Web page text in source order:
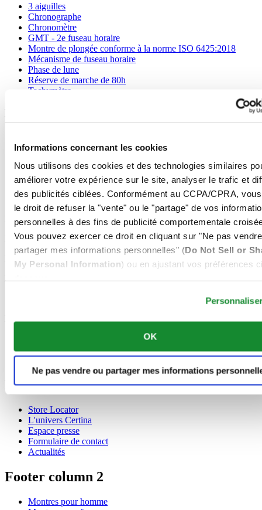
Informations concernant les cookies
Nous utilisons des cookies et des technologies similaires
améliorer votre expérience sur le site, analyser le trafic et
des publicités ciblées. Conformément au CCPA/CPRA,
le droit de refuser la "vente" ou le "partage" de vos
personnelles à des fins de publicité comportementale
Vous pouvez exercer ce droit en cliquant sur "Ne pas
partager mes informations personnelles" (Do Not Sell or
My Personal Information) ou en ajustant vos préférences
OK
Ne pas vendre ou partager mes informations
3 aiguilles
Chronographe
Chronomètre
GMT - 2e fuseau horaire
Montre de plongée conforme à la norme ISO 6425:2018
Mécanisme de fuseau horaire
Phase de lune
Réserve de marche de 80h
Tachymètre
Matière
Acier inoxydable 316L
Maille milanaise
Caoutchouc
Céramique
Synthétique
Boutique Officielle
Livraison Gratuite
Retours Gratuits
Paiement Sécurisé
Nous acceptons les modes de paiement suivants
Footer column 1
Store Locator
L'univers Certina
Espace presse
Formulaire de contact
Actualités
Footer column 2
Montres pour homme